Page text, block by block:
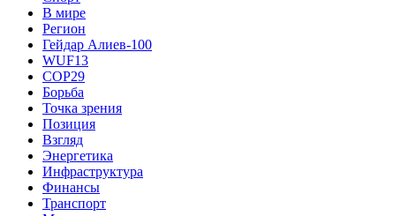
В мире
Регион
Гейдар Алиев-100
WUF13
COP29
Борьба
Точка зрения
Позиция
Взгляд
Энергетика
Инфраструктура
Финансы
Транспорт